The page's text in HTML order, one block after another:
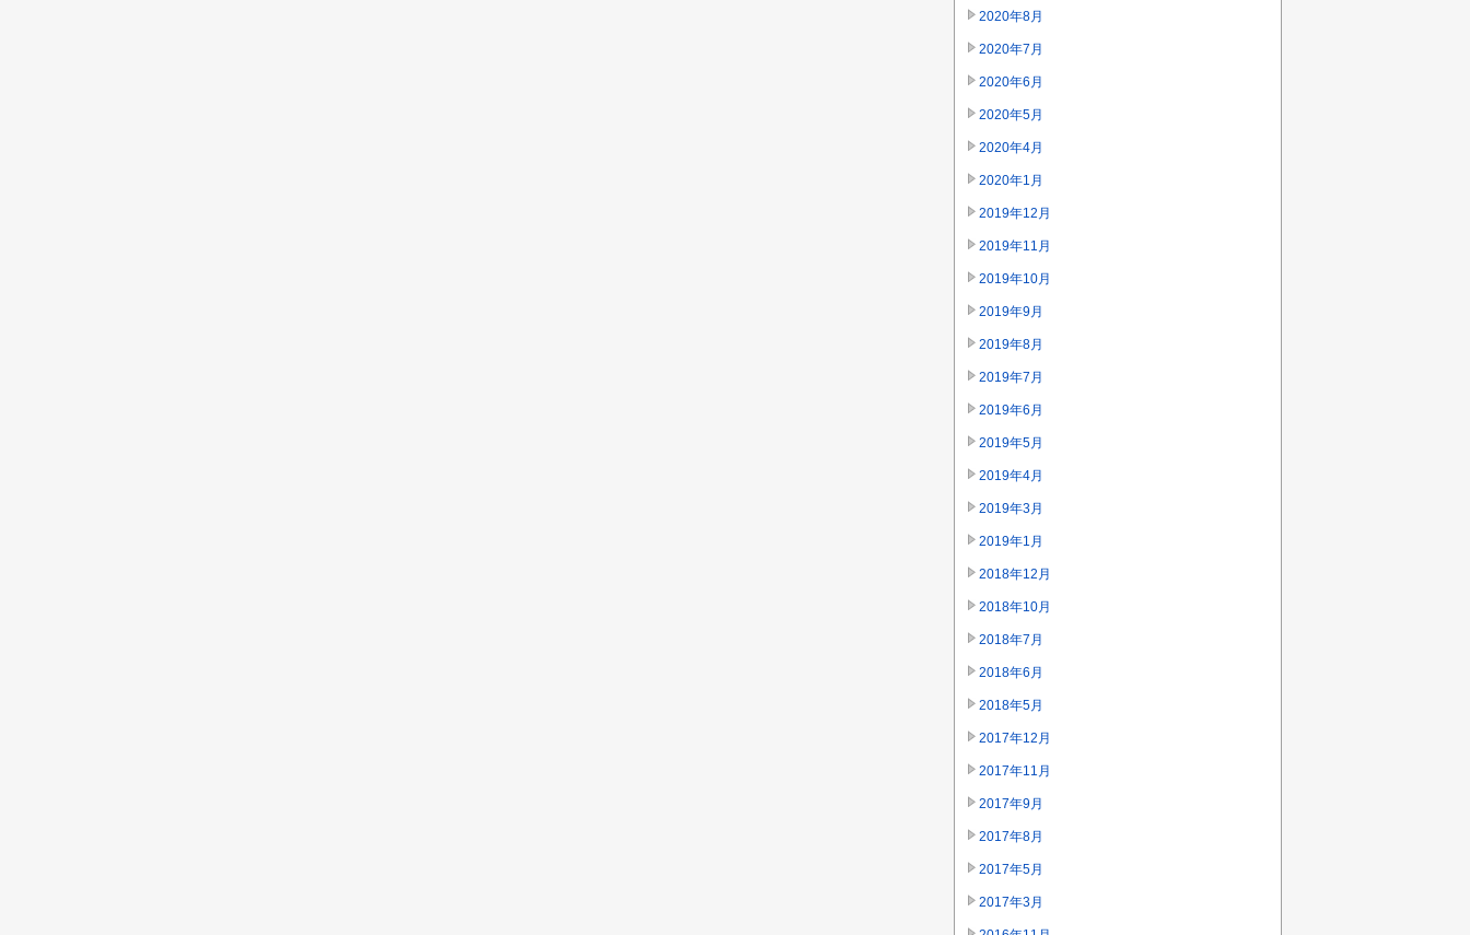
2020年8月
2020年7月
2020年6月
2020年5月
2020年4月
2020年1月
2019年12月
2019年11月
2019年10月
2019年9月
2019年8月
2019年7月
2019年6月
2019年5月
2019年4月
2019年3月
2019年1月
2018年12月
2018年10月
2018年7月
2018年6月
2018年5月
2017年12月
2017年11月
2017年9月
2017年8月
2017年5月
2017年3月